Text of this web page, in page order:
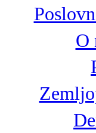
O